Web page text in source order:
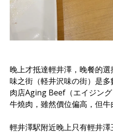
晚上才抵達輕井澤，晚餐的
味之街（軽井沢味の街）是
肉店Aging Beef（エイジン
牛燒肉，雖然價位偏高，但牛
輕井澤駅附近晚上只有輕井